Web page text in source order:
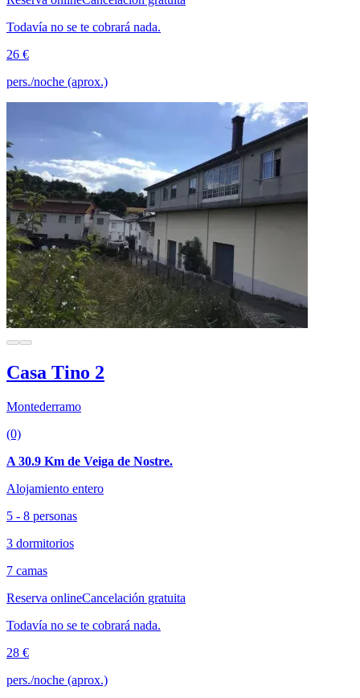
Todavía no se te cobrará nada.
26 €
pers./noche (aprox.)
Casa Tino 2
Montederramo
(0)
A 30.9 Km de Veiga de Nostre.
Alojamiento entero
5 - 8 personas
3 dormitorios
7 camas
Reserva onlineCancelación gratuita
Todavía no se te cobrará nada.
28 €
pers./noche (aprox.)